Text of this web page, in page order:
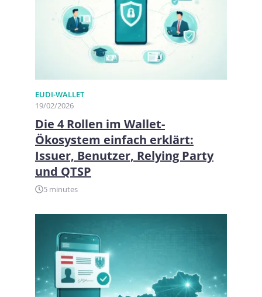
EUDI-WALLET
19/02/2026
Die 4 Rollen im Wallet-
Ökosystem einfach erklärt:
Issuer, Benutzer, Relying Party
und QTSP
5 minutes